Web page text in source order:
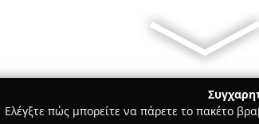
Ελέγξτε πώς μπορείτε να πάρετε το πακέτο